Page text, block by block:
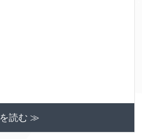
読む ≫